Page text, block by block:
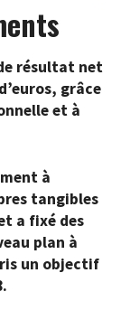
résultat net
grâce
et à
à
tangibles
a fixé des
plan à
un objectif